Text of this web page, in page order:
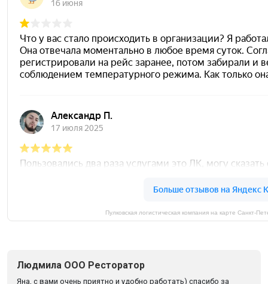
Пулковская логистическая компания на карте
Людмила ООО Ресторатор
Яна, с вами очень приятно и удобно работать) спасибо за